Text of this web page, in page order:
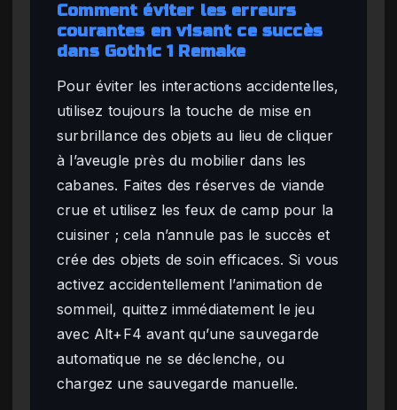
Comment éviter les erreurs
courantes en visant ce succès
dans Gothic 1 Remake
Pour éviter les interactions accidentelles,
utilisez toujours la touche de mise en
surbrillance des objets au lieu de cliquer
à l’aveugle près du mobilier dans les
cabanes. Faites des réserves de viande
crue et utilisez les feux de camp pour la
cuisiner ; cela n’annule pas le succès et
crée des objets de soin efficaces. Si vous
activez accidentellement l’animation de
sommeil, quittez immédiatement le jeu
avec Alt+F4 avant qu’une sauvegarde
automatique ne se déclenche, ou
chargez une sauvegarde manuelle.